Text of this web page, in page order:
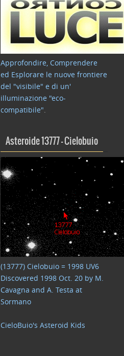
Approfondire, Comprendere
ed Esplorare le nuove frontiere
del "visibile" e di un'
illuminazione "eco-
compatibile".
Asteroide 13777 – Cielobuio
(13777) Cielobuio = 1998 UV6
Discovered 1998 Oct. 20 by M.
Cavagna and A. Testa at
Sormano
CieloBuio's Asteroid Kids